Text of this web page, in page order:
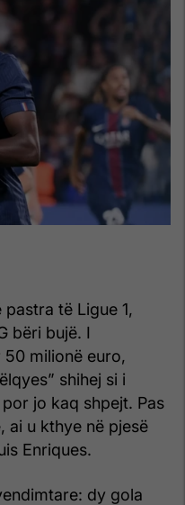
të Ligue 1,
bëri bujë. I
50 milionë euro,
shihej si i
jo kaq shpejt. Pas
ai u kthye në pjesë
Enriques.
dy gola